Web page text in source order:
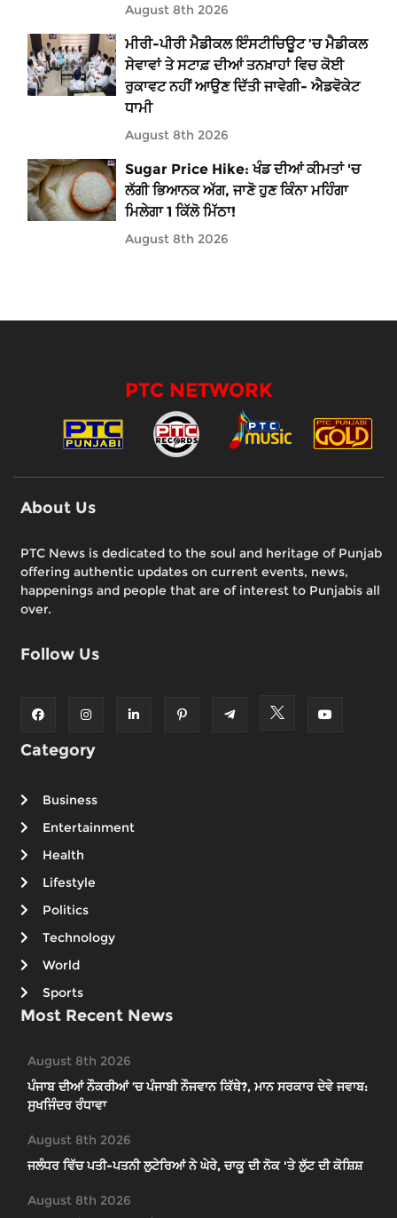
August 8th 2026
ਮੀਰੀ-ਪੀਰੀ ਮੈਡੀਕਲ ਇੰਸਟੀਚਿਊਟ ’ਚ ਮੈਡੀਕਲ
ਸੇਵਾਵਾਂ ਤੇ ਸਟਾਫ਼ ਦੀਆਂ ਤਨਖ਼ਾਹਾਂ ਵਿਚ ਕੋਈ
ਰੁਕਾਵਟ ਨਹੀਂ ਆਉਣ ਦਿੱਤੀ ਜਾਵੇਗੀ- ਐਡਵੋਕੇਟ
ਧਾਮੀ
August 8th 2026
Sugar Price Hike: ਖੰਡ ਦੀਆਂ ਕੀਮਤਾਂ 'ਚ
ਲੱਗੀ ਭਿਆਨਕ ਅੱਗ, ਜਾਣੋ ਹੁਣ ਕਿੰਨਾ ਮਹਿੰਗਾ
ਮਿਲੇਗਾ 1 ਕਿੱਲੋ ਮਿੱਠਾ!
August 8th 2026
PTC NETWORK
About Us
PTC News is dedicated to the soul and heritage of Punjab
offering authentic updates on current events, news,
happenings and people that are of interest to Punjabis all
over.
Follow Us
Category
Business
Entertainment
Health
Lifestyle
Politics
Technology
World
Sports
Most Recent News
August 8th 2026
ਪੰਜਾਬ ਦੀਆਂ ਨੌਕਰੀਆਂ ’ਚ ਪੰਜਾਬੀ ਨੌਜਵਾਨ ਕਿੱਥੇ?, ਮਾਨ ਸਰਕਾਰ ਦੇਵੇ ਜਵਾਬ:
ਸੁਖਜਿੰਦਰ ਰੰਧਾਵਾ
August 8th 2026
ਜਲੰਧਰ ਵਿੱਚ ਪਤੀ-ਪਤਨੀ ਲੁਟੇਰਿਆਂ ਨੇ ਘੇਰੇ, ਚਾਕੂ ਦੀ ਨੋਕ 'ਤੇ ਲੁੱਟ ਦੀ ਕੋਸ਼ਿਸ਼
August 8th 2026